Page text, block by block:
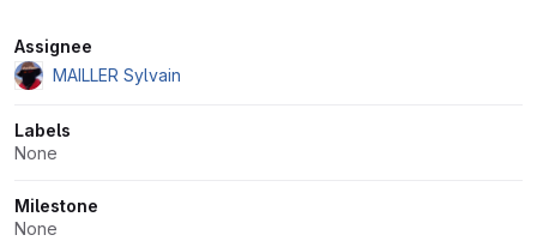
Attributes
Assignee
MAILLER Sylvain
Labels
None
Milestone
None